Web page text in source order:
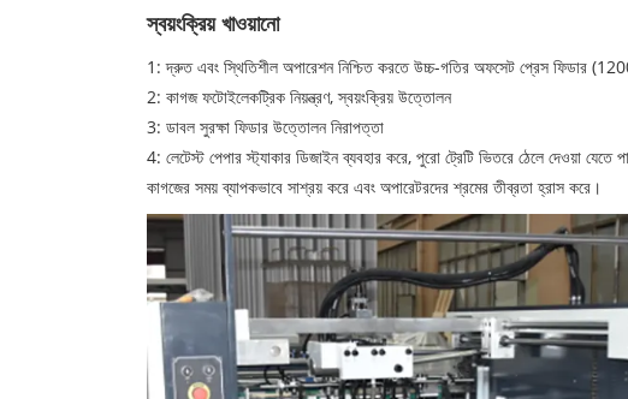
স্বয়ংক্রিয় খাওয়ানো
1: দ্রুত এবং স্থিতিশীল অপারেশন নিশ্চিত করতে উচ্চ-গতির অফসেট প্রেস ফিডার
2: কাগজ ফটোইলেকট্রিক নিয়ন্ত্রণ, স্বয়ংক্রিয় উত্তোলন
3: ডাবল সুরক্ষা ফিডার উত্তোলন নিরাপত্তা
4: লেটেস্ট পেপার স্ট্যাকার ডিজাইন ব্যবহার করে, পুরো ট্রেটি ভিতরে ঠেলে দেওয়া যেতে
কাগজের সময় ব্যাপকভাবে সাশ্রয় করে এবং অপারেটরদের শ্রমের তীব্রতা হ্রাস করে।